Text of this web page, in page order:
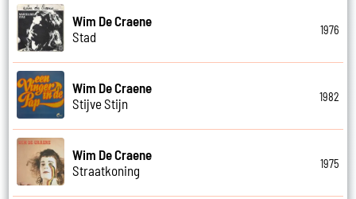
Wim De Craene
Stad
1976
Wim De Craene
Stijve Stijn
1982
Wim De Craene
Straatkoning
1975